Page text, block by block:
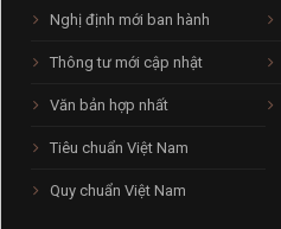
Nghị định mới ban hành
Thông tư mới cập nhật
Văn bản hợp nhất
Tiêu chuẩn Việt Nam
Quy chuẩn Việt Nam